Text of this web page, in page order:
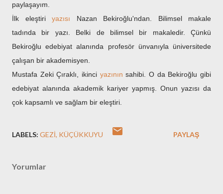
paylaşayım.
İlk eleştiri yazısı Nazan Bekiroğlu'ndan. Bilimsel makale
tadında bir yazı. Belki de bilimsel bir makaledir. Çünkü
Bekiroğlu edebiyat alanında profesör ünvanıyla üniversitede
çalışan bir akademisyen.
Mustafa Zeki Çıraklı, ikinci yazının sahibi. O da Bekiroğlu gibi
edebiyat alanında akademik kariyer yapmış. Onun yazısı da
çok kapsamlı ve sağlam bir eleştiri.
LABELS: GEZI KÜÇÜKKUYU PAYLAŞ
Yorumlar